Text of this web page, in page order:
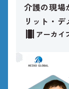
介護の現場
リット・
ー アーカイ